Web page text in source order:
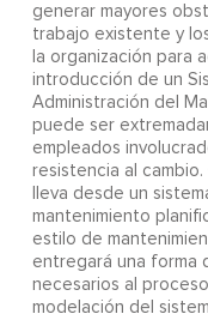
generar mayores
trabajo existente y
la organización para
introducción de un
Administración del
puede ser
empleados
resistencia al
lleva desde un
mantenimiento
estilo de
entregará una forma
necesarios al
modelación del